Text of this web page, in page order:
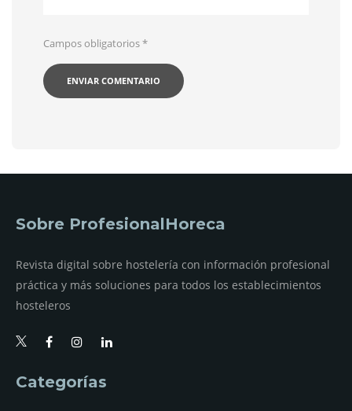
Campos obligatorios*
Sobre ProfesionalHoreca
Revista digital sobre hostelería con información profesional
práctica y más soluciones para todos los establecimientos
hosteleros
Categorías